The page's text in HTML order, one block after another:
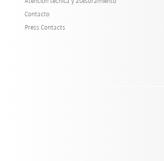
Contacto
Press Contacts